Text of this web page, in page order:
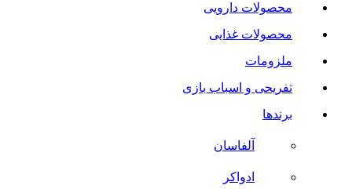
محصولات دارویی
محصولات غذایی
ملزومات
تفریحی و اسباب بازی
برندها
آلفاسان
ادواکر